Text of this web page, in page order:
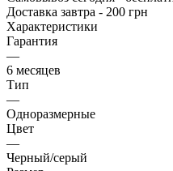
Доставка завтра - 200 грн
Характеристики
Гарантия
—
6 месяцев
Тип
—
Одноразмерные
Цвет
—
Черный/серый